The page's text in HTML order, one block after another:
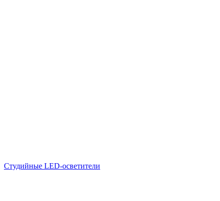
Студийные LED-осветители